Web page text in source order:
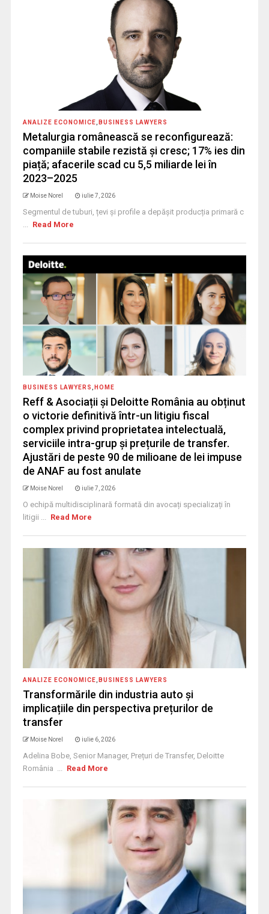
ANALIZE ECONOMICE BUSINESS LAWYERS
Metalurgia românească se reconfigurează:
companiile stabile rezistă și cresc; 17% ies din
piață; afacerile scad cu 5,5 miliarde lei în
2023–2025
Moise Norel iulie 7, 2026
Segmentul de tuburi, țevi și profile a depășit producția primară c
... Read More
BUSINESS LAWYERS HOME
Reff & Asociații și Deloitte România au obținut
o victorie definitivă într-un litigiu fiscal
complex privind proprietatea intelectuală,
serviciile intra-grup și prețurile de transfer.
Ajustări de peste 90 de milioane de lei impuse
de ANAF au fost anulate
Moise Norel iulie 7, 2026
O echipă multidisciplinară formată din avocați specializați în
litigii ... Read More
ANALIZE ECONOMICE BUSINESS LAWYERS
Transformările din industria auto și
implicațiile din perspectiva prețurilor de
transfer
Moise Norel iulie 6, 2026
Adelina Bobe, Senior Manager, Prețuri de Transfer, Deloitte
România ... Read More